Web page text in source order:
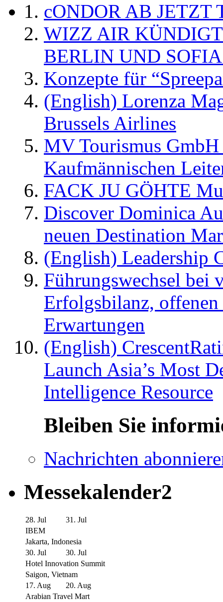
cONDOR AB
WIZZ AIR
BERLIN UND
Konzepte für
(English) Lorenza
Brussels Airlines
MV Tourismus
Kaufmännischen
FACK JU GÖHTE
Discover Dominica
neuen Destination
(English) Leadership
Führungswechsel bei
Erfolgsbilanz,
Erwartungen
(English)
Launch Asia’s Most
Intelligence Resource
Bleiben Sie
Nachrichten
Messekalender2
28. Jul
31. Jul
IBEM
Jakarta, Indonesia
30. Jul
30. Jul
Hotel Innovation Summit
Saigon, Vietnam
17. Aug
20. Aug
Arabian Travel Mart